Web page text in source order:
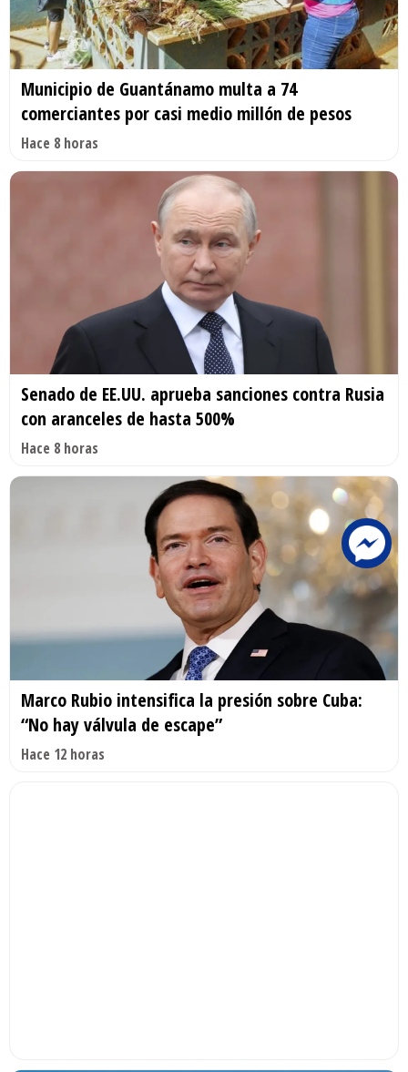
Municipio de Guantánamo multa a 74
comerciantes por casi medio millón de pesos
Hace 8 horas
Senado de EE.UU. aprueba sanciones contra Rusia
con aranceles de hasta 500%
Hace 8 horas
Marco Rubio intensifica la presión sobre Cuba:
“No hay válvula de escape”
Hace 12 horas